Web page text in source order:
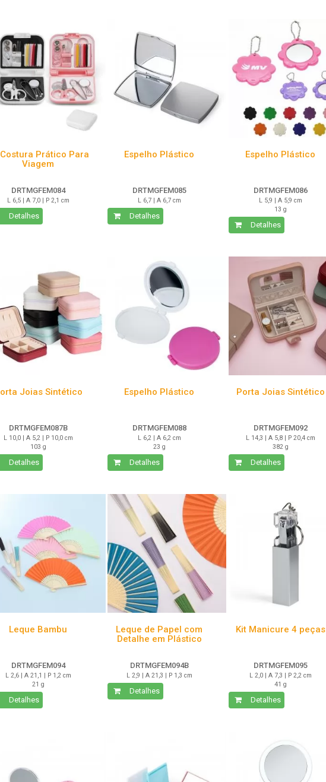
Prático Para
Viagem
DRTMGFEM084
L 6,5 | A 7,0 | P 2,1 cm
Detalhes
Espelho Plástico
DRTMGFEM085
L 6,7 | A 6,7 cm
Detalhes
Espelho Plástico
DRTMGFEM086
L 5,9 | A 5,9 cm
13 g
Detalhes
Joias Sintético
DRTMGFEM087B
L 10,0 | A 5,2 | P 10,0 cm
103 g
Detalhes
Espelho Plástico
DRTMGFEM088
L 6,2 | A 6,2 cm
23 g
Detalhes
Porta Joias Sintético
DRTMGFEM092
L 14,3 | A 5,8 | P 20,4 cm
382 g
Detalhes
Leque Bambu
DRTMGFEM094
L 2,6 | A 21,1 | P 1,2 cm
21 g
Detalhes
Leque de Papel com
Detalhe em Plástico
DRTMGFEM094B
L 2,9 | A 21,3 | P 1,3 cm
Detalhes
Kit Manicure 4 peças
DRTMGFEM095
L 2,0 | A 7,3 | P 2,2 cm
41 g
Detalhes